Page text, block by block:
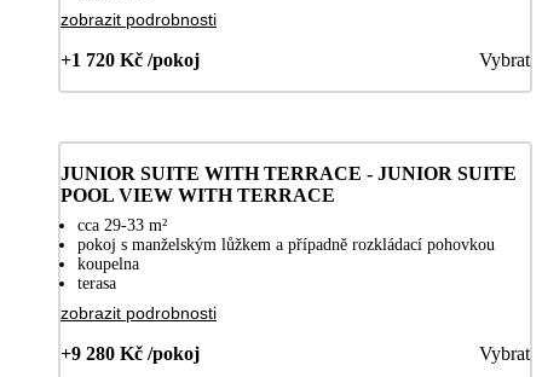
zobrazit podrobnosti
+1 720 Kč /pokoj Vybrat
JUNIOR SUITE WITH TERRACE - JUNIOR SUITE
POOL VIEW WITH TERRACE
cca 29-33 m²
pokoj s manželským lůžkem a případně rozkládací pohovkou
koupelna
terasa
zobrazit podrobnosti
+9 280 Kč /pokoj Vybrat